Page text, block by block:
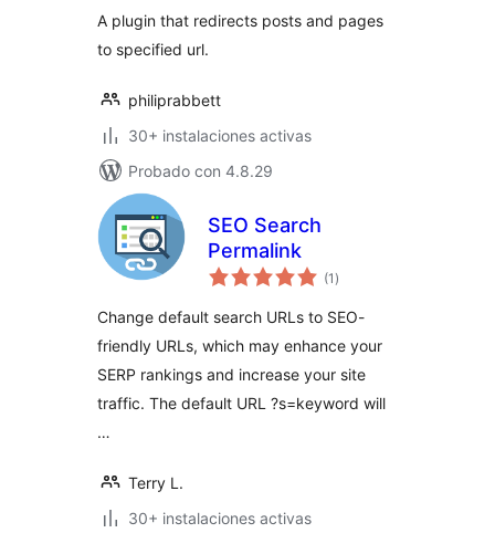
A plugin that redirects posts and pages
to specified url.
philiprabbett
30+ instalaciones activas
Probado con 4.8.29
SEO Search
Permalink
(1 total
de
)
Change default search URLs to SEO-
friendly URLs, which may enhance your
SERP rankings and increase your site
traffic. The default URL ?s=keyword will
…
Terry L.
30+ instalaciones activas